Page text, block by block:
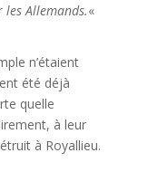
Allemands.«
n’étaient
été déjà
quelle
à leur
à Royallieu.